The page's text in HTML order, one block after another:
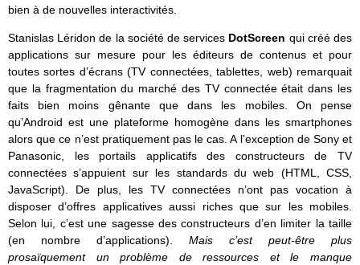
bien à de nouvelles interactivités.
Stanislas Léridon de la société de services DotScreen qui créé des
applications sur mesure pour les éditeurs de contenus et pour
toutes sortes d’écrans (TV connectées, tablettes, web) remarquait
que la fragmentation du marché des TV connectée était dans les
faits bien moins gênante que dans les mobiles. On pense
qu’Android est une plateforme homogène dans les smartphones
alors que ce n’est pratiquement pas le cas. A l’exception de Sony et
Panasonic, les portails applicatifs des constructeurs de TV
connectées s’appuient sur les standards du web (HTML, CSS,
JavaScript). De plus, les TV connectées n’ont pas vocation à
disposer d’offres applicatives aussi riches que sur les mobiles.
Selon lui, c’est une sagesse des constructeurs d’en limiter la taille
(en nombre d’applications). Mais c’est peut-être plus
prosaïquement un problème de ressources et le manque